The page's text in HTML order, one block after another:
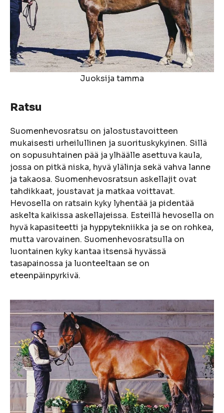
Juoksija tamma
Ratsu
Suomenhevosratsu on jalostustavoitteen
mukaisesti urheilullinen ja suorituskykyinen. Sillä
on sopusuhtainen pää ja ylhäälle asettuva kaula,
jossa on pitkä niska, hyvä ylälinja sekä vahva lanne
ja takaosa. Suomenhevosratsun askellajit ovat
tahdikkaat, joustavat ja matkaa voittavat.
Hevosella on ratsain kyky lyhentää ja pidentää
askelta kaikissa askellajeissa. Esteillä hevosella on
hyvä kapasiteetti ja hyppytekniikka ja se on rohkea,
mutta varovainen. Suomenhevosratsulla on
luontainen kyky kantaa itsensä hyvässä
tasapainossa ja luonteeltaan se on
eteenpäinpyrkivä.